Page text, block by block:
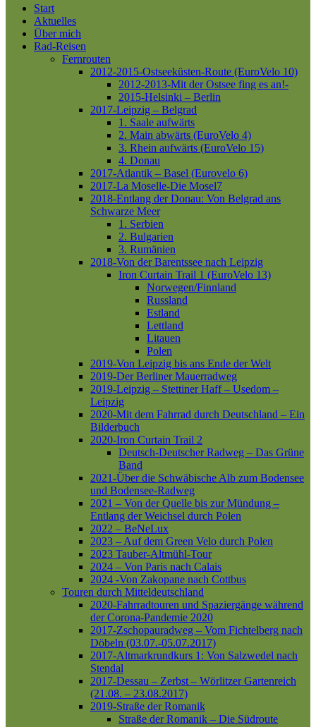
Close
Menu
Start
Aktuelles
Über mich
Rad-Reisen
Fernrouten
2012-2015-Ostseeküsten-Route (EuroVelo 10)
2012-2013-Mit der Ostsee fing es an!-
2015-Helsinki – Berlin
2017-Leipzig – Belgrad
1. Saale aufwärts
2. Main abwärts (EuroVelo 4)
3. Rhein aufwärts (EuroVelo 15)
4. Donau
2017-Atlantik – Basel (Eurovelo 6)
2017-La Moselle-Die Mosel7
2018-Entlang der Donau: Von Belgrad ans
Schwarze Meer
1. Serbien
2. Bulgarien
3. Rumänien
2018-Von der Barentssee nach Leipzig
Iron Curtain Trail 1 (EuroVelo 13)
Norwegen/Finnland
Russland
Estland
Lettland
Litauen
Polen
2019-Von Leipzig bis ans Ende der Welt
2019-Der Berliner Mauerradweg
2019-Leipzig – Stettiner Haff – Usedom –
Leipzig
2020-Mit dem Fahrrad durch Deutschland – Ein
Bilderbuch
2020-Iron Curtain Trail 2
Deutsch-Deutscher Radweg – Das Grüne
Band
2021-Über die Schwäbische Alb zum Bodensee
und Bodensee-Radweg
2021 – Von der Quelle bis zur Mündung –
Entlang der Weichsel durch Polen
2022 – BeNeLux
2023 – Auf dem Green Velo durch Polen
2023 Tauber-Altmühl-Tour
2024 – Von Paris nach Calais
2024 -Von Zakopane nach Cottbus
Touren durch Mitteldeutschland
2020-Fahrradtouren und Spaziergänge während
der Corona-Pandemie 2020
2017-Zschopauradweg – Vom Fichtelberg nach
Döbeln (03.07.-05.07.2017)
2017-Altmarkrundkurs 1: Von Salzwedel nach
Stendal
2017-Dessau – Zerbst – Wörlitzer Gartenreich
(21.08. – 23.08.2017)
2019-Straße der Romanik
Straße der Romanik – Die Südroute